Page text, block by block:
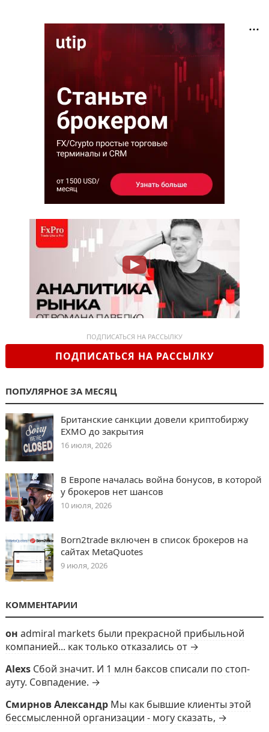
ПОДПИСАТЬСЯ НА РАССЫЛКУ
ПОДПИСАТЬСЯ НА РАССЫЛКУ
ПОПУЛЯРНОЕ ЗА МЕСЯЦ
Британские санкции довели криптобиржу
EXMO до закрытия
16 июля, 2026
В Европе началась война бонусов, в которой
у брокеров нет шансов
10 июля, 2026
Born2trade включен в список брокеров на
сайтах MetaQuotes
9 июля, 2026
КОММЕНТАРИИ
он admiral markets были прекрасной прибыльной
компанией... как только отказались от →
Alexs Сбой значит. И 1 млн баксов списали по стоп-
ауту. Совпадение. →
Смирнов Александр Мы как бывшие клиенты этой
бессмысленной организации - могу сказать, →